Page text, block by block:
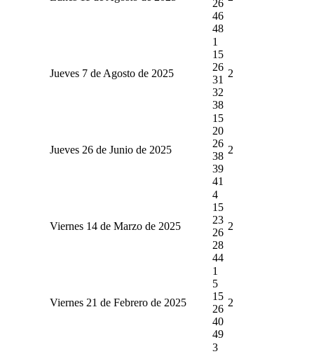
26
46
48
Jueves 7 de Agosto de 2025
1
15
26
31
32
38
2
Jueves 26 de Junio de 2025
15
20
26
38
39
41
2
Viernes 14 de Marzo de 2025
4
15
23
26
28
44
2
Viernes 21 de Febrero de 2025
1
5
15
26
40
49
2
3